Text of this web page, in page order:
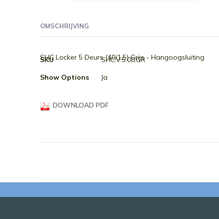
het
van
de
afbeeldingen-
OMSCHRIJVING
SHC Locker 5 Deurs (40/1.5) Grijs - Hangoogsluiting
Meer
SKU
SHC.V.5.08.GR
Show Options
Ja
DOWNLOAD PDF